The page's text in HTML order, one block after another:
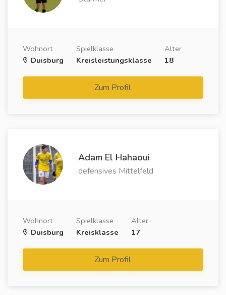
Wohnort
Duisburg
Spielklasse
Kreisleistungsklasse
Alter
18
Zum Profil
Adam El Hahaoui
defensives Mittelfeld
Wohnort
Duisburg
Spielklasse
Kreisklasse
Alter
17
Zum Profil